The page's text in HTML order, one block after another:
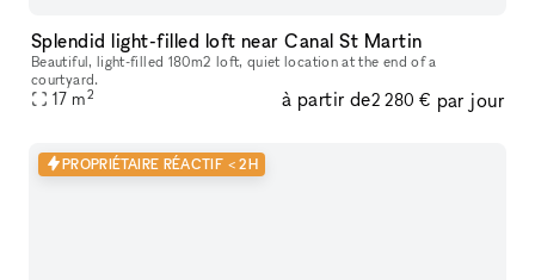
Splendid light-filled loft near Canal St Martin
Beautiful, light-filled 180m2 loft, quiet location at the end of a
courtyard.
17 m2 à partir de2 280 € par jour
PROPRIÉTAIRE RÉACTIF < 2H